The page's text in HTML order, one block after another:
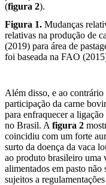
(figura 2).
Figura 1. Mudanças
relativas na produção de
(2019) para área de
foi baseada na FAO
Além disso, e ao
participação da carne
para enfraquecer a
no Brasil. A figura 2
coincidiu com um forte
surto da doença da vaca
ao produto brasileiro uma
alimentados em pasto não
sujeitos a